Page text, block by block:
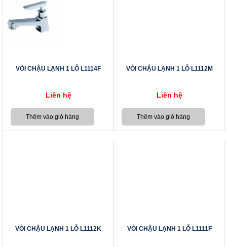
VÒI CHẬU LẠNH 1 LỖ L1114F
Liên hệ
VÒI CHẬU LẠNH 1 LỖ L1112M
Liên hệ
VÒI CHẬU LẠNH 1 LỖ L1112K VÒI CHẬU LẠNH 1 LỖ L1111F